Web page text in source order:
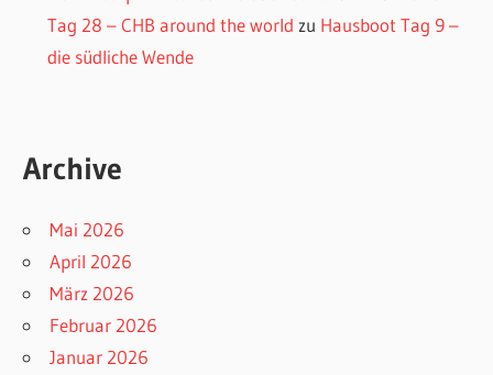
Tag 28 – CHB around the world zu Hausboot Tag 9 –
die südliche Wende
Archive
Mai 2026
April 2026
März 2026
Februar 2026
Januar 2026